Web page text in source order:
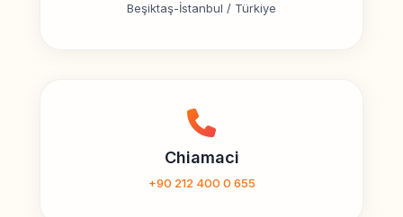
Beşiktaş-İstanbul / Türkiye
Chiamaci
+90 212 400 0 655